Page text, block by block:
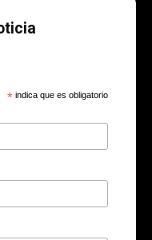
* indica que es obligatorio